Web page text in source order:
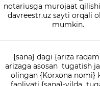
notariusga murojaat
davreestr.uz sayti orqali
mumkin.
{sana} dagi {ariza
arizaga asosan tugatish
olingan {Korxona nomi}